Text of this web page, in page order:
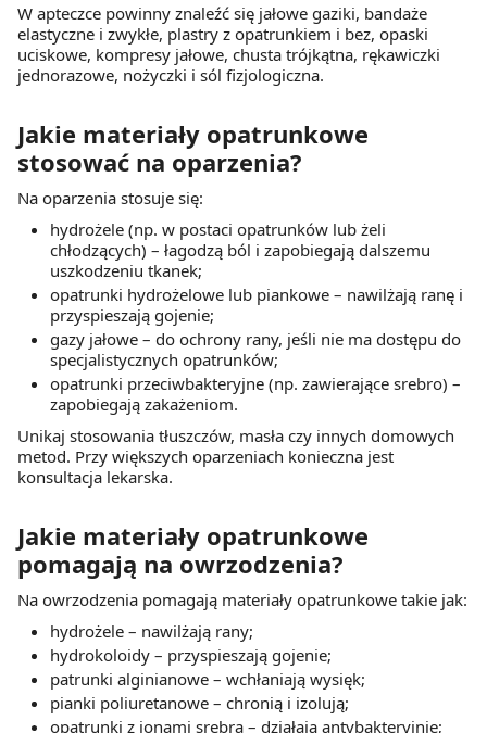
W apteczce powinny znaleźć się jałowe gaziki, bandaże
elastyczne i zwykłe, plastry z opatrunkiem i bez, opaski
uciskowe, kompresy jałowe, chusta trójkątna, rękawiczki
jednorazowe, nożyczki i sól fizjologiczna.
Jakie materiały opatrunkowe
stosować na oparzenia?
Na oparzenia stosuje się:
hydrożele (np. w postaci opatrunków lub żeli
chłodzących) – łagodzą ból i zapobiegają dalszemu
uszkodzeniu tkanek;
opatrunki hydrożelowe lub piankowe – nawilżają ranę i
przyspieszają gojenie;
gazy jałowe – do ochrony rany, jeśli nie ma dostępu do
specjalistycznych opatrunków;
opatrunki przeciwbakteryjne (np. zawierające srebro) –
zapobiegają zakażeniom.
Unikaj stosowania tłuszczów, masła czy innych domowych
metod. Przy większych oparzeniach konieczna jest
konsultacja lekarska.
Jakie materiały opatrunkowe
pomagają na owrzodzenia?
Na owrzodzenia pomagają materiały opatrunkowe takie jak:
hydrożele – nawilżają rany;
hydrokoloidy – przyspieszają gojenie;
patrunki alginianowe – wchłaniają wysięk;
pianki poliuretanowe – chronią i izolują;
opatrunki z jonami srebra – działają antybakteryjnie;